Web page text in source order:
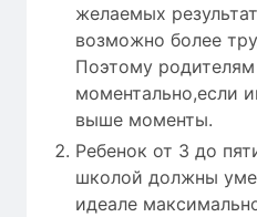
желаемых
возможно более
Поэтому
моментально,если
выше моменты.
Ребенок от 3 до
школой должны
идеале